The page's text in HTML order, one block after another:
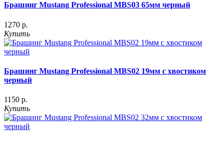
Брашинг Mustang Professional MBS03 65мм черный
1270 р.
Купить
Брашинг Mustang Professional MBS02 19мм с хвостиком
черный
1150 р.
Купить